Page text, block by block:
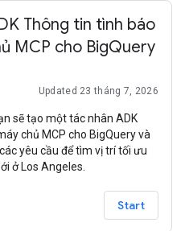
Thông tin tình báo
MCP cho BigQuery
Updated 23 tháng 7, 2026
sẽ tạo một tác nhân ADK
chủ MCP cho BigQuery và
yêu cầu để tìm vị trí tối ưu
ở Los Angeles.
Start